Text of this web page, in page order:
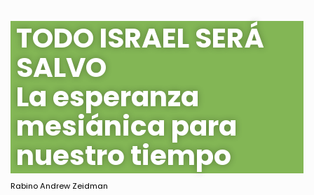
TODO ISRAEL SERÁ
SALVO
La esperanza
mesiánica para
nuestro tiempo
Rabino Andrew Zeidman